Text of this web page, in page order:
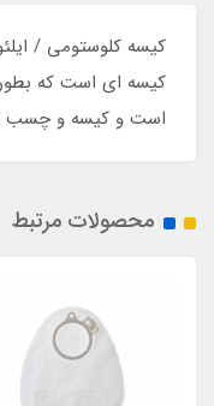
کیسه کلوستومی /
کیسه ای است که
است و کیسه و چسب
محصولات مرتبط